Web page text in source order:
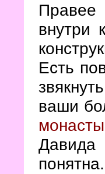
Правее
внутри
Есть
ваши
Давида
понятна.